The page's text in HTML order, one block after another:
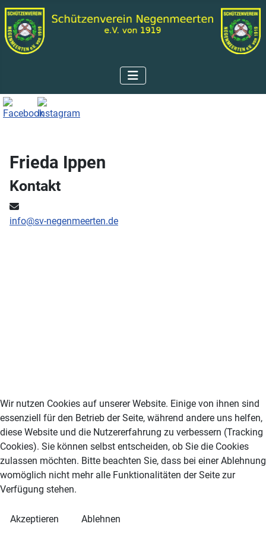
Frieda Ippen
Kontakt
E-Mail:
info@sv-negenmeerten.de
Wir nutzen Cookies auf unserer Website. Einige von ihnen sind
essenziell für den Betrieb der Seite, während andere uns helfen,
diese Website und die Nutzererfahrung zu verbessern (Tracking
Cookies). Sie können selbst entscheiden, ob Sie die Cookies
zulassen möchten. Bitte beachten Sie, dass bei einer Ablehnung
womöglich nicht mehr alle Funktionalitäten der Seite zur
Verfügung stehen.
Akzeptieren Ablehnen